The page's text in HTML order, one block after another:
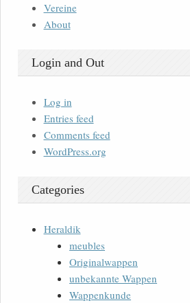
Vereine
About
Login and Out
Log in
Entries feed
Comments feed
WordPress.org
Categories
Heraldik
meubles
Originalwappen
unbekannte Wappen
Wappenkunde